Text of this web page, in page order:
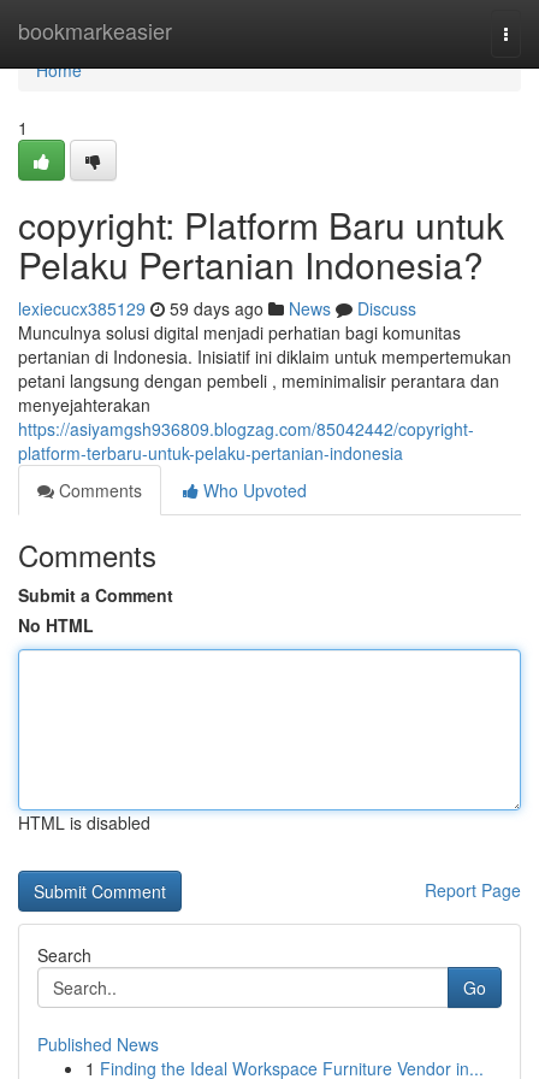
bookmarkeasier
Home
Home
1
copyright: Platform Baru untuk
Pelaku Pertanian Indonesia?
lexiecucx385129 59 days ago News
Discuss
Munculnya solusi digital menjadi perhatian bagi komunitas
pertanian di Indonesia. Inisiatif ini diklaim untuk mempertemukan
petani langsung dengan pembeli , meminimalisir perantara dan
menyejahterakan
https://asiyamgsh936809.blogzag.com/85042442/copyright-
platform-terbaru-untuk-pelaku-pertanian-indonesia
Comments
Who Upvoted
Comments
Submit a Comment
No HTML
HTML is disabled
Report Page
Search
Go
Published News
1 Finding the Ideal Workspace Furniture Vendor in...